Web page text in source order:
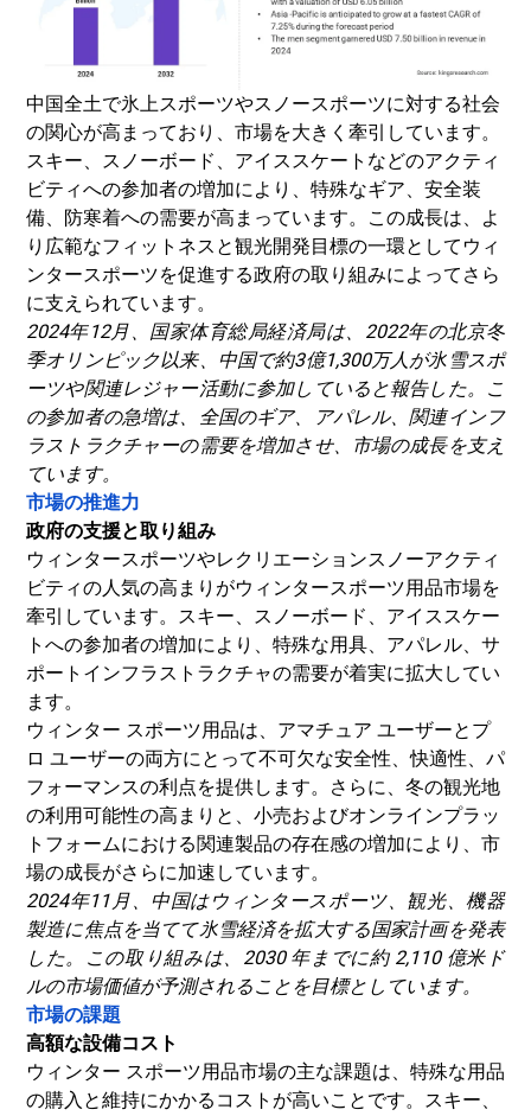
中国全土で氷上スポーツやスノースポーツに対する社会
の関心が高まっており、市場を大きく牽引しています。
スキー、スノーボード、アイススケートなどのアクティ
ビティへの参加者の増加により、特殊なギア、安全装
備、防寒着への需要が高まっています。この成長は、よ
り広範なフィットネスと観光開発目標の一環としてウィ
ンタースポーツを促進する政府の取り組みによってさら
に支えられています。
2024年12月、国家体育総局経済局は、2022年の北京冬
季オリンピック以来、中国で約3億1,300万人が氷雪スポ
ーツや関連レジャー活動に参加していると報告した。こ
の参加者の急増は、全国のギア、アパレル、関連インフ
ラストラクチャーの需要を増加させ、市場の成長を支え
ています。
市場の推進力
政府の支援と取り組み
ウィンタースポーツやレクリエーションスノーアクティ
ビティの人気の高まりがウィンタースポーツ用品市場を
牽引しています。スキー、スノーボード、アイススケー
トへの参加者の増加により、特殊な用具、アパレル、サ
ポートインフラストラクチャの需要が着実に拡大してい
ます。
ウィンター スポーツ用品は、アマチュア ユーザーとプ
ロ ユーザーの両方にとって不可欠な安全性、快適性、パ
フォーマンスの利点を提供します。さらに、冬の観光地
の利用可能性の高まりと、小売およびオンラインプラッ
トフォームにおける関連製品の存在感の増加により、市
場の成長がさらに加速しています。
2024年11月、中国はウィンタースポーツ、観光、機器
製造に焦点を当てて氷雪経済を拡大する国家計画を発表
した。この取り組みは、2030 年までに約 2,110 億米ド
ルの市場価値が予測されることを目標としています。
市場の課題
高額な設備コスト
ウィンター スポーツ用品市場の主な課題は、特殊な用品
の購入と維持にかかるコストが高いことです。スキー、